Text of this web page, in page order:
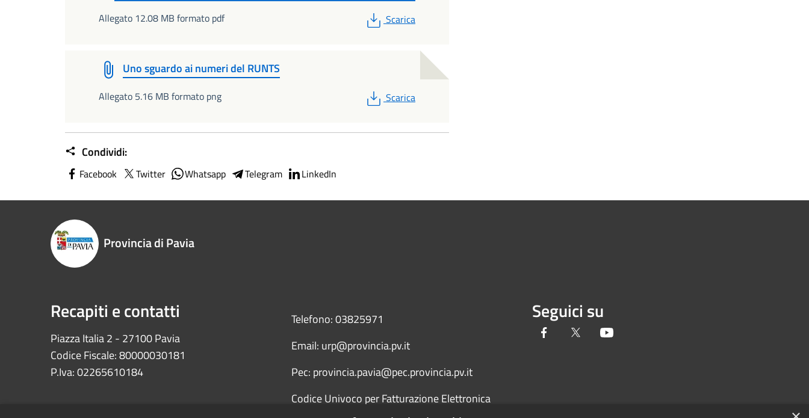
Allegato 12.08 MB formato pdf PDF
Scarica
Uno sguardo ai numeri del RUNTS
Allegato 5.16 MB formato png PDF
Scarica
Condividi:
Facebook Twitter Whatsapp Telegram LinkedIn
Provincia di Pavia
Recapiti e contatti
Piazza Italia 2 - 27100 Pavia
Codice Fiscale: 80000030181
P.Iva: 02265610184
Telefono: 03825971
Email: urp@provincia.pv.it
Pec: provincia.pavia@pec.provincia.pv.it
Codice Univoco per Fatturazione Elettronica
Seguici su
Facebook Twitter